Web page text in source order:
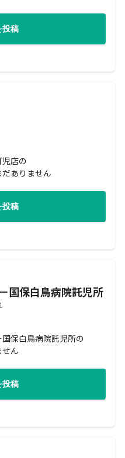
投稿
店の
ありません
投稿
国保白鳥病院託児所
保白鳥病院託児所の
ん
投稿